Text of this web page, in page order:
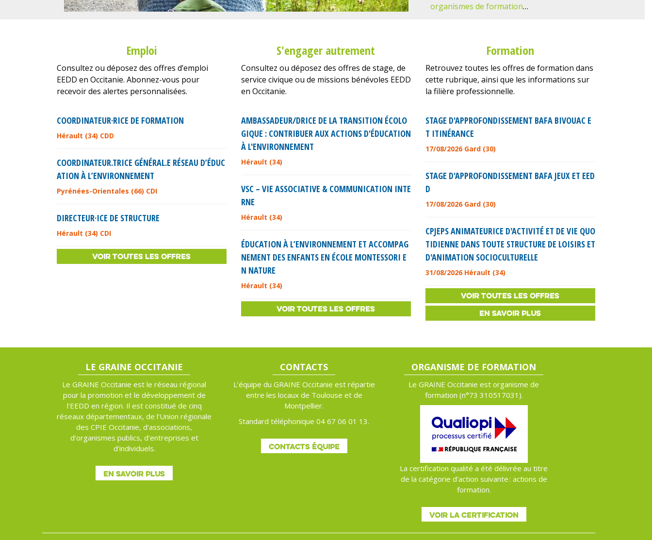
organismes de formation…
Emploi
Consultez ou déposez des offres d’emploi
EEDD en Occitanie. Abonnez-vous pour
recevoir des alertes personnalisées.
COORDINATEUR·RICE DE FORMATION
Hérault (34) CDD
COORDINATEUR.TRICE GÉNÉRAL.E RÉSEAU D’ÉDUC
ATION À L’ENVIRONNEMENT
Pyrénées-Orientales (66) CDI
DIRECTEUR·ICE DE STRUCTURE
Hérault (34) CDI
VOIR TOUTES LES OFFRES
S'engager autrement
Consultez ou déposez des offres de stage, de
service civique ou de missions bénévoles EEDD
en Occitanie.
AMBASSADEUR/DRICE DE LA TRANSITION ÉCOLO
GIQUE : CONTRIBUER AUX ACTIONS D'ÉDUCATION
À L'ENVIRONNEMENT
Hérault (34)
VSC – VIE ASSOCIATIVE & COMMUNICATION INTE
RNE
Hérault (34)
ÉDUCATION À L’ENVIRONNEMENT ET ACCOMPAG
NEMENT DES ENFANTS EN ÉCOLE MONTESSORI E
N NATURE
Hérault (34)
VOIR TOUTES LES OFFRES
Formation
Retrouvez toutes les offres de formation dans
cette rubrique, ainsi que les informations sur
la filière professionnelle.
STAGE D'APPROFONDISSEMENT BAFA BIVOUAC E
T ITINÉRANCE
17/08/2026 Gard (30)
STAGE D'APPROFONDISSEMENT BAFA JEUX ET EED
D
17/08/2026 Gard (30)
CPJEPS ANIMATEURICE D'ACTIVITÉ ET DE VIE QUO
TIDIENNE DANS TOUTE STRUCTURE DE LOISIRS ET
D'ANIMATION SOCIOCULTURELLE
31/08/2026 Hérault (34)
VOIR TOUTES LES OFFRES
EN SAVOIR PLUS
LE GRAINE OCCITANIE
Le GRAINE Occitanie est le réseau régional
pour la promotion et le développement de
l'EEDD en région. Il est constitué de cinq
réseaux départementaux, de l'Union régionale
des CPIE Occitanie, d'associations,
d'organismes publics, d'entreprises et
d'individuels.
EN SAVOIR PLUS
CONTACTS
L’équipe du GRAINE Occitanie est répartie
entre les locaux de Toulouse et de
Montpellier.
Standard téléphonique 04 67 06 01 13.
CONTACTS ÉQUIPE
ORGANISME DE FORMATION
Le GRAINE Occitanie est organisme de
formation (n°73 310517031).
La certification qualité a été délivrée au titre
de la catégorie d’action suivante : actions de
formation.
VOIR LA CERTIFICATION